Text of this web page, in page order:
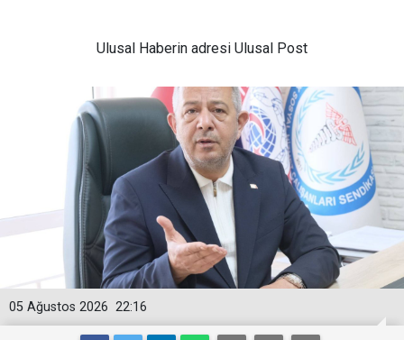
Ulusal Haberin adresi Ulusal Post
22:16
05 Ağustos 2026